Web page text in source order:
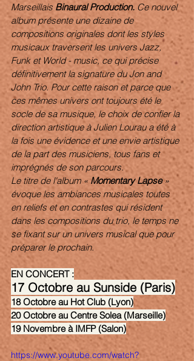
Marseillais Binaural Production. Ce nouvel
album présente une dizaine de
compositions originales dont les styles
musicaux traversent les univers Jazz,
Funk et World - music, ce qui précise
définitivement la signature du Jon and
John Trio. Pour cette raison et parce que
ces mêmes univers ont toujours été le
socle de sa musique, le choix de confier la
direction artistique à Julien Lourau a été à
la fois une évidence et une envie artistique
de la part des musiciens, tous fans et
imprégnés de son parcours.
Le titre de l'album « Momentary Lapse »
évoque les ambiances musicales toutes
en reliefs et en contrastes qui résident
dans les compositions du trio, le temps ne
se fixant sur un univers musical que pour
préparer le prochain.
EN CONCERT :
17 Octobre au Sunside (Paris)
18 Octobre au Hot Club (Lyon)
20 Octobre au Centre Solea (Marseille)
19 Novembre à IMFP (Salon)
https://www.youtube.com/watch?